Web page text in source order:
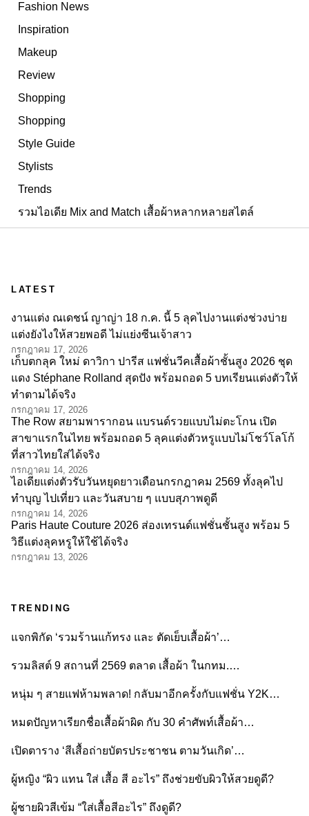
Fashion News
Inspiration
Makeup
Review
Shopping
Shopping
Style Guide
Stylists
Trends
รวมไอเดีย Mix and Match เสื้อผ้าหลากหลายสไตล์
LATEST
งานแต่ง ณเดชน์ ญาญ่า 18 ก.ค. นี้ 5 ลุคไปงานแต่งช่วงบ่าย
แต่งยังไงให้สวยพอดี ไม่แย่งซีนเจ้าสาว
กรกฎาคม 17, 2026
เก็บตกลุค ใหม่ ดาวิกา ปารีส แฟชั่นวีคเสื้อผ้าชั้นสูง 2026 ชุด
แดง Stéphane Rolland สุดปัง พร้อมถอด 5 บทเรียนแต่งตัวให้
ทำตามได้จริง
กรกฎาคม 17, 2026
The Row สยามพารากอน แบรนด์รวยแบบไม่ตะโกน เปิด
สาขาแรกในไทย พร้อมถอด 5 ลุคแต่งตัวหรูแบบไม่โชว์โลโก้
ที่สาวไทยใส่ได้จริง
กรกฎาคม 14, 2026
ไอเดียแต่งตัวรับวันหยุดยาวเดือนกรกฎาคม 2569 ทั้งลุคไป
ทำบุญ ไปเที่ยว และวันสบาย ๆ แบบสุภาพดูดี
กรกฎาคม 14, 2026
Paris Haute Couture 2026 ส่องเทรนด์แฟชั่นชั้นสูง พร้อม 5
วิธีแต่งลุคหรูให้ใช้ได้จริง
กรกฎาคม 13, 2026
TRENDING
แจกพิกัด ‘รวมร้านแก้ทรง และ ตัดเย็บเสื้อผ้า’…
รวมลิสต์ 9 สถานที่ 2569 ตลาด เสื้อผ้า ในกทม.…
หนุ่ม ๆ สายแฟห้ามพลาด! กลับมาอีกครั้งกับแฟชั่น Y2K…
หมดปัญหาเรียกชื่อเสื้อผ้าผิด กับ 30 คำศัพท์เสื้อผ้า…
เปิดตาราง ‘สีเสื้อถ่ายบัตรประชาชน ตามวันเกิด’…
ผู้หญิง “ผิว แทน ใส่ เสื้อ สี อะไร” ถึงช่วยขับผิวให้สวยดูดี?
ผู้ชายผิวสีเข้ม “ใส่เสื้อสีอะไร” ถึงดูดี?